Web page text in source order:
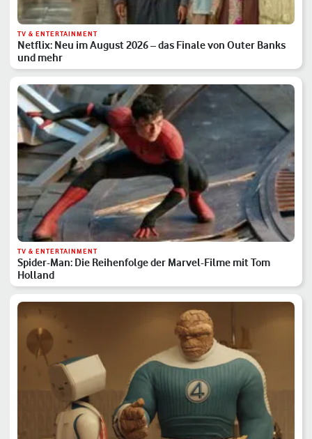
TV & ENTERTAINMENT
Netflix: Neu im August 2026 – das Finale von Outer Banks
und mehr
TV & ENTERTAINMENT
Spider-Man: Die Reihenfolge der Marvel-Filme mit Tom
Holland